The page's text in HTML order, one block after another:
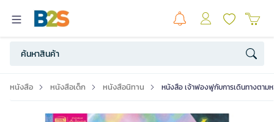
หนังสือ หนังสือเด็ก หนังสือนิทาน หนังสือ เจ้าฟองฟูกับการเดินทางตาม